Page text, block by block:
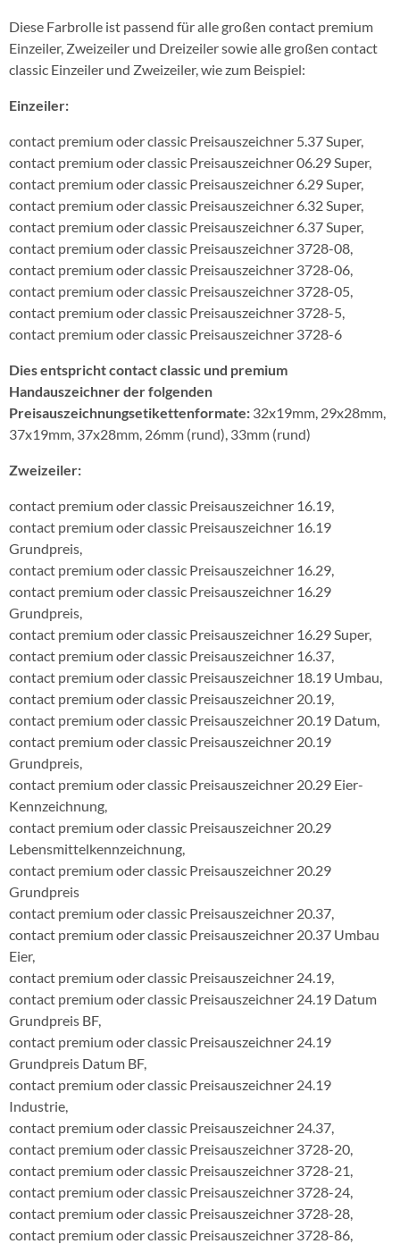
Diese Farbrolle ist passend für alle großen contact premium
Einzeiler, Zweizeiler und Dreizeiler sowie alle großen contact
classic Einzeiler und Zweizeiler, wie zum Beispiel:
Einzeiler:
contact premium oder classic Preisauszeichner 5.37 Super,
contact premium oder classic Preisauszeichner 06.29 Super,
contact premium oder classic Preisauszeichner 6.29 Super,
contact premium oder classic Preisauszeichner 6.32 Super,
contact premium oder classic Preisauszeichner 6.37 Super,
contact premium oder classic Preisauszeichner 3728-08,
contact premium oder classic Preisauszeichner 3728-06,
contact premium oder classic Preisauszeichner 3728-05,
contact premium oder classic Preisauszeichner 3728-5,
contact premium oder classic Preisauszeichner 3728-6
Dies entspricht contact classic und premium
Handauszeichner der folgenden
Preisauszeichnungsetikettenformate: 32x19mm, 29x28mm,
37x19mm, 37x28mm, 26mm (rund), 33mm (rund)
Zweizeiler:
contact premium oder classic Preisauszeichner 16.19,
contact premium oder classic Preisauszeichner 16.19
Grundpreis,
contact premium oder classic Preisauszeichner 16.29,
contact premium oder classic Preisauszeichner 16.29
Grundpreis,
contact premium oder classic Preisauszeichner 16.29 Super,
contact premium oder classic Preisauszeichner 16.37,
contact premium oder classic Preisauszeichner 18.19 Umbau,
contact premium oder classic Preisauszeichner 20.19,
contact premium oder classic Preisauszeichner 20.19 Datum,
contact premium oder classic Preisauszeichner 20.19
Grundpreis,
contact premium oder classic Preisauszeichner 20.29 Eier-
Kennzeichnung,
contact premium oder classic Preisauszeichner 20.29
Lebensmittelkennzeichnung,
contact premium oder classic Preisauszeichner 20.29
Grundpreis
contact premium oder classic Preisauszeichner 20.37,
contact premium oder classic Preisauszeichner 20.37 Umbau
Eier,
contact premium oder classic Preisauszeichner 24.19,
contact premium oder classic Preisauszeichner 24.19 Datum
Grundpreis BF,
contact premium oder classic Preisauszeichner 24.19
Grundpreis Datum BF,
contact premium oder classic Preisauszeichner 24.19
Industrie,
contact premium oder classic Preisauszeichner 24.37,
contact premium oder classic Preisauszeichner 3728-20,
contact premium oder classic Preisauszeichner 3728-21,
contact premium oder classic Preisauszeichner 3728-24,
contact premium oder classic Preisauszeichner 3728-28,
contact premium oder classic Preisauszeichner 3728-86,